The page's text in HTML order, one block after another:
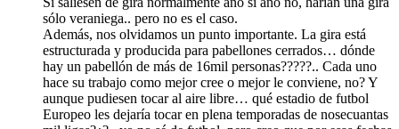
sólo veraniega.. pero no es el caso.
Además, nos olvidamos un punto importante. La gira está
estructurada y producida para pabellones cerrados… dónde
hay un pabellón de más de 16mil personas?????.. Cada uno
hace su trabajo como mejor cree o mejor le conviene, no? Y
aunque pudiesen tocar al aire libre… qué estadio de futbol
Europeo les dejaría tocar en plena temporadas de nosecuantas